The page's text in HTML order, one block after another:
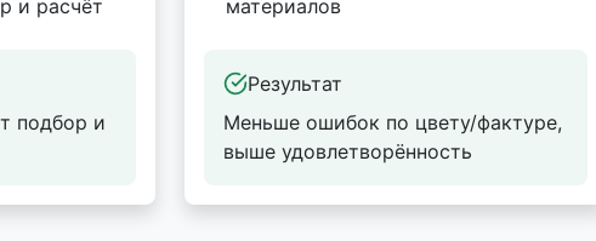
и расчёт
подбор и
материалов
Результат
Меньше ошибок по цвету/фактуре,
выше удовлетворённость